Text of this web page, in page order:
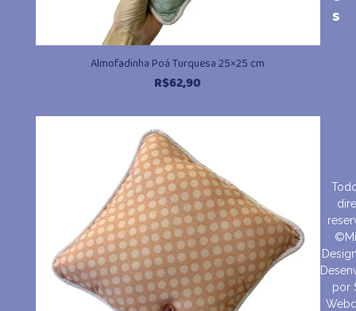
Almofadinha Poá Turquesa 25×25 cm
R$62,90
s
por